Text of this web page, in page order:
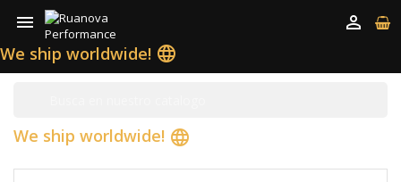


We ship worldwide! language
We ship worldwide! language